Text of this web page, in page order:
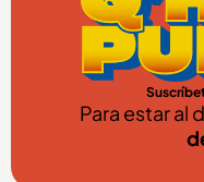
Para estar al